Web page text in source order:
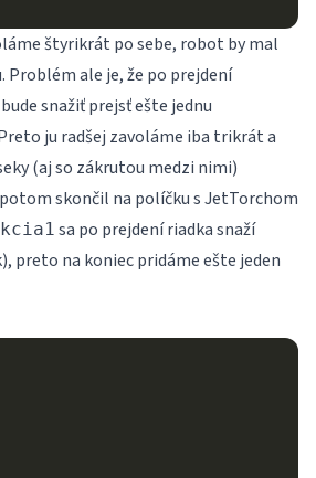
štyrikrát po sebe, robot by mal
Problém ale je, že po prejdení
snažiť prejsť ešte jednu
ju radšej zavoláme iba trikrát a
(aj so zákrutou medzi nimi)
skončil na políčku s JetTorchom
sa po prejdení riadka snaží
preto na koniec pridáme ešte jeden